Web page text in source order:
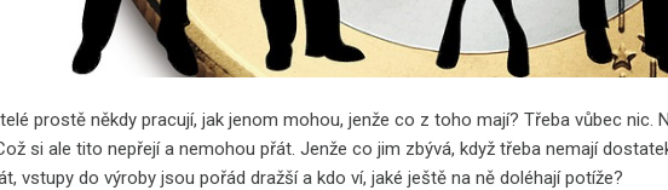
prostě někdy pracují, jak jenom mohou, jenže co z toho mají? Třeba vůbec nic.
si ale tito nepřejí a nemohou přát. Jenže co jim zbývá, když třeba nemají
vstupy do výroby jsou pořád dražší a kdo ví, jaké ještě na ně doléhají potíže?